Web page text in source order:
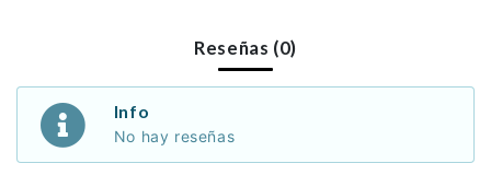
Reseñas (0)
Info
No hay reseñas